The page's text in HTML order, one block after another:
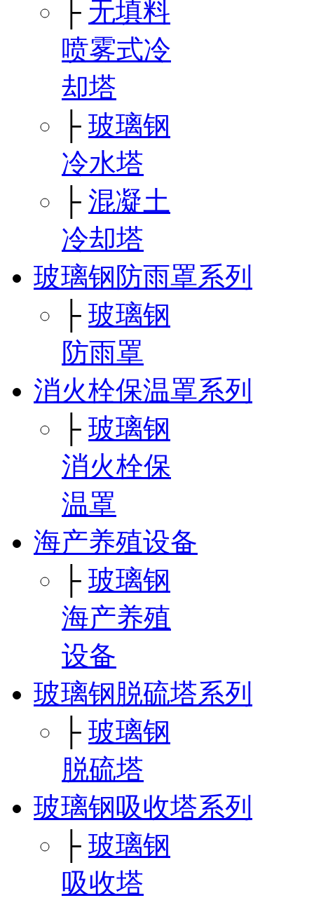
├ 无填料
喷雾式冷
却塔
├ 玻璃钢
冷水塔
├ 混凝土
冷却塔
玻璃钢防雨罩系列
├ 玻璃钢
防雨罩
消火栓保温罩系列
├ 玻璃钢
消火栓保
温罩
海产养殖设备
├ 玻璃钢
海产养殖
设备
玻璃钢脱硫塔系列
├ 玻璃钢
脱硫塔
玻璃钢吸收塔系列
├ 玻璃钢
吸收塔